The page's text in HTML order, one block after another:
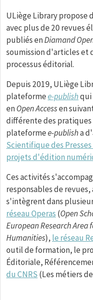
ULiège Library propose
avec plus de 20 revues
publiés enDiamand
soumission d'articles et
processus éditorial.
Depuis 2019, ULiège
plateformee-publishqui
enOpen Accessen
différente des pratiques
plateformee-publisha
Scientifique des
projets d'édition
Ces activités
responsables de
s'intègrent dans
réseau Operas (Open
European Research Area
Humanities), le réseau
outil de formation, le
Éditoriale,
du CNRS (Les métiers